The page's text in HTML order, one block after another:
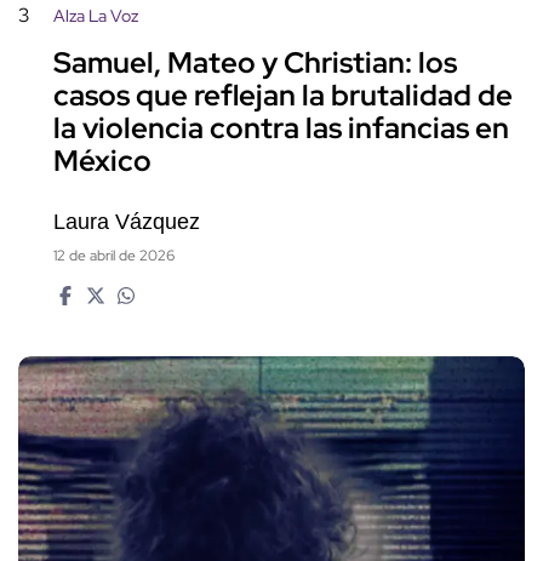
3 Alza La Voz
Samuel, Mateo y Christian: los
casos que reflejan la brutalidad de
la violencia contra las infancias en
México
Laura Vázquez
12 de abril de 2026